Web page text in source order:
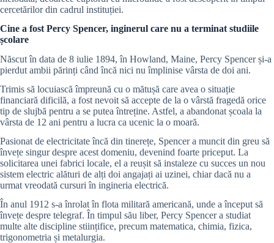
cercetărilor din cadrul instituției.
Cine a fost Percy Spencer, inginerul care nu a terminat studiile
școlare
Născut în data de 8 iulie 1894, în Howland, Maine, Percy Spencer și-a
pierdut ambii părinți când încă nici nu împlinise vârsta de doi ani.
Trimis să locuiască împreună cu o mătușă care avea o situație
financiară dificilă, a fost nevoit să accepte de la o vârstă fragedă orice
tip de slujbă pentru a se putea întreține. Astfel, a abandonat școala la
vârsta de 12 ani pentru a lucra ca ucenic la o moară.
Pasionat de electricitate încă din tinerețe, Spencer a muncit din greu să
învețe singur despre acest domeniu, devenind foarte priceput. La
solicitarea unei fabrici locale, el a reușit să instaleze cu succes un nou
sistem electric alături de alți doi angajați ai uzinei, chiar dacă nu a
urmat vreodată cursuri în ingineria electrică.
În anul 1912 s-a înrolat în flota militară americană, unde a început să
învețe despre telegraf. În timpul său liber, Percy Spencer a studiat
multe alte discipline stiințifice, precum matematica, chimia, fizica,
trigonometria și metalurgia.